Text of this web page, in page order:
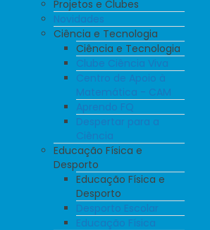
Projetos e Clubes
Novidades
Ciência e Tecnologia
Ciência e Tecnologia
Clube Ciência Viva
Centro de Apoio à
Matemática - CAM
Aprendo FQ
Despertar para a
Ciência
Educação Física e
Desporto
Educação Física e
Desporto
Desporto Escolar
Educação Física